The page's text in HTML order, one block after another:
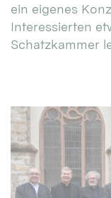
ein eigenes
Interessierten
Schatzkammer